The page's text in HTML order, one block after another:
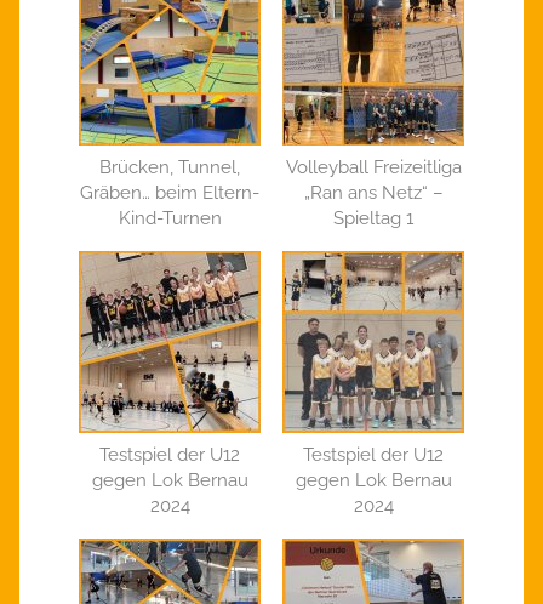
Brücken, Tunnel,
Gräben… beim Eltern-
Kind-Turnen
Volleyball Freizeitliga
„Ran ans Netz“ –
Spieltag 1
Testspiel der U12
gegen Lok Bernau
2024
Testspiel der U12
gegen Lok Bernau
2024